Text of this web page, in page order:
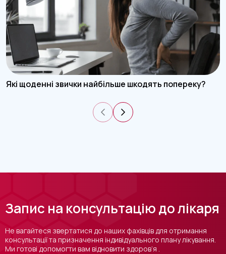
Які щоденні звички найбільше шкодять попереку?
Запис на консультацію до лікаря
Не вагайтеся звертатися до наших фахівців для отримання
консультації та призначення індивідуального плану лікування.
Ми готові допомогти вам відновити здоров’я .